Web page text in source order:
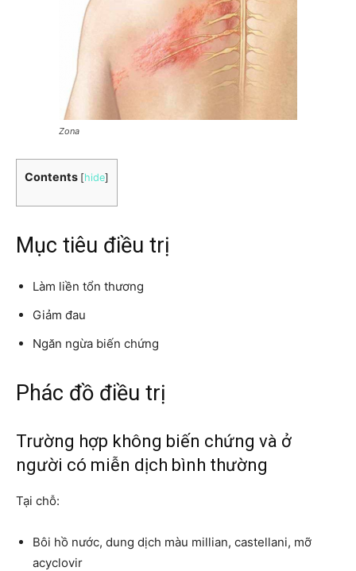
Zona
Contents [hide]
Mục tiêu điều trị
Làm liền tổn thương
Giảm đau
Ngăn ngừa biến chứng
Phác đồ điều trị
Trường hợp không biến chứng và ở
người có miễn dịch bình thường
Tại chỗ:
Bôi hồ nước, dung dịch màu millian, castellani, mỡ
acyclovir